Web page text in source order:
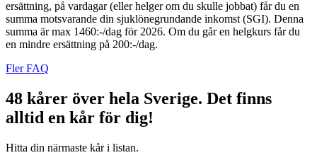
ersättning, på vardagar (eller helger om du skulle jobbat) får du en
summa motsvarande din sjuklönegrundande inkomst (SGI). Denna
summa är max 1460:-/dag för 2026. Om du går en helgkurs får du
en mindre ersättning på 200:-/dag.
Fler FAQ
48 kårer över hela Sverige. Det finns
alltid en kår för dig!
Hitta din närmaste kår i listan.